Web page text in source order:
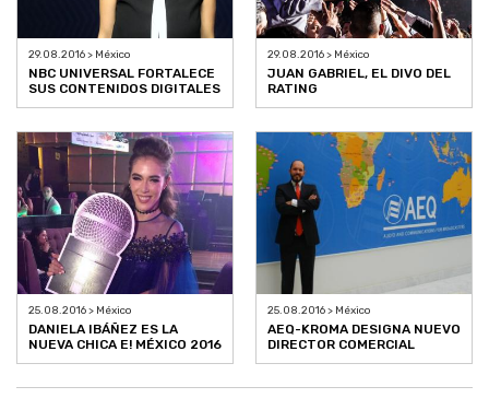
29.08.2016 > México
NBC UNIVERSAL FORTALECE
SUS CONTENIDOS DIGITALES
29.08.2016 > México
JUAN GABRIEL, EL DIVO DEL
RATING
25.08.2016 > México
DANIELA IBÁÑEZ ES LA
NUEVA CHICA E! MÉXICO 2016
25.08.2016 > México
AEQ-KROMA DESIGNA NUEVO
DIRECTOR COMERCIAL